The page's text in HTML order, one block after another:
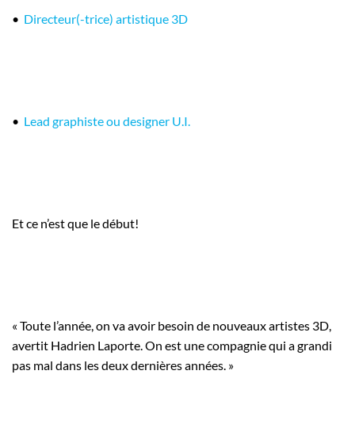
• Directeur(-trice) artistique 3D
• Lead graphiste ou designer U.I.
Et ce n’est que le début!
« Toute l’année, on va avoir besoin de nouveaux artistes 3D,
avertit Hadrien Laporte. On est une compagnie qui a grandi
pas mal dans les deux dernières années. »